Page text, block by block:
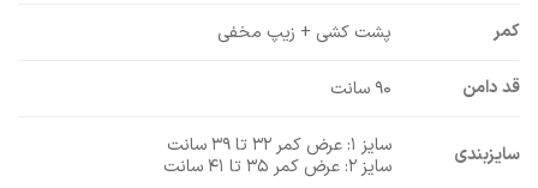
کمر پشت کشی + زیپ مخفی
قد دامن ۹۰ سانت
سایزبندی
سایز ۱: عرض کمر ۳۲ تا ۳۹ سانت
سایز ۲: عرض کمر ۳۵ تا ۴۱ سانت